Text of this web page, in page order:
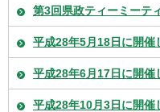
第3回県政ティーミーテ
平成28年5月18日に開催
平成28年6月17日に開催
平成28年10月3日に開催